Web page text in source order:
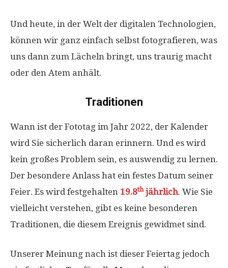
Und heute, in der Welt der digitalen Technologien,
können wir ganz einfach selbst fotografieren, was
uns dann zum Lächeln bringt, uns traurig macht
oder den Atem anhält.
Traditionen
Wann ist der Fototag im Jahr 2022, der Kalender
wird Sie sicherlich daran erinnern. Und es wird
kein großes Problem sein, es auswendig zu lernen.
Der besondere Anlass hat ein festes Datum seiner
Feier. Es wird festgehalten 19.8thjährlich. Wie Sie
vielleicht verstehen, gibt es keine besonderen
Traditionen, die diesem Ereignis gewidmet sind.
Unserer Meinung nach ist dieser Feiertag jedoch